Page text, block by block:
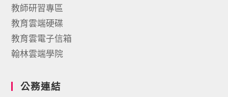
教師研習專區
教育雲端硬碟
教育雲電子信箱
翰林雲端學院
公務連結